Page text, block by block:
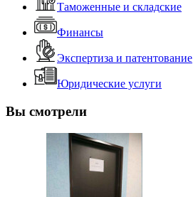
Таможенные и складские
Финансы
Экспертиза и патентование
Юридические услуги
Вы смотрели